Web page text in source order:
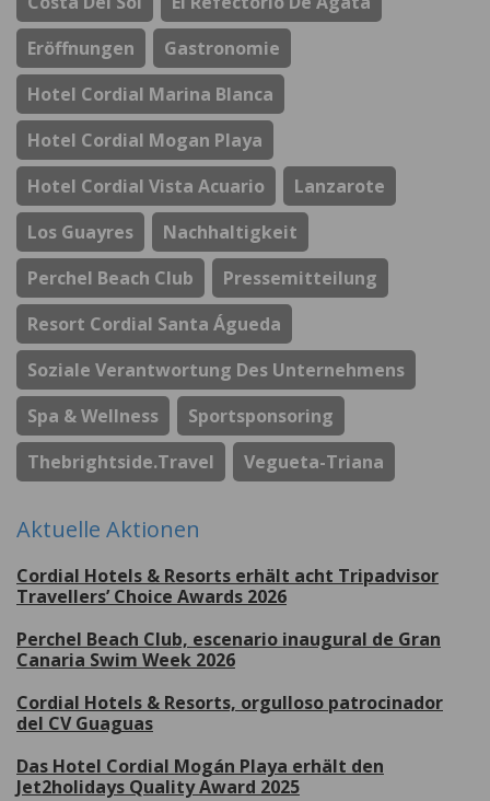
Eröffnungen
Gastronomie
Hotel Cordial Marina Blanca
Hotel Cordial Mogan Playa
Hotel Cordial Vista Acuario
Lanzarote
Los Guayres
Nachhaltigkeit
Perchel Beach Club
Pressemitteilung
Resort Cordial Santa Águeda
Soziale Verantwortung Des Unternehmens
Spa & Wellness
Sportsponsoring
Thebrightside.travel
Vegueta-Triana
Aktuelle Aktionen
Cordial Hotels & Resorts erhält acht Tripadvisor
Travellers’ Choice Awards 2026
Perchel Beach Club, escenario inaugural de Gran
Canaria Swim Week 2026
Cordial Hotels & Resorts, orgulloso patrocinador
del CV Guaguas
Das Hotel Cordial Mogán Playa erhält den
Jet2holidays Quality Award 2025